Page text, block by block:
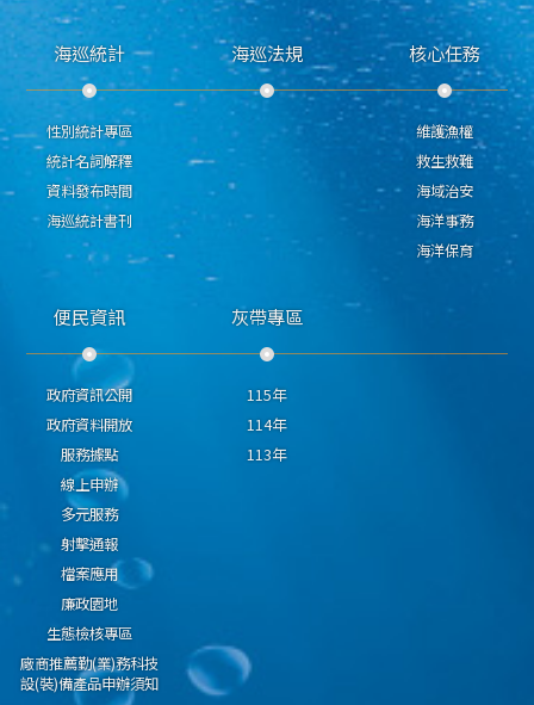
海巡統計
性別統計專區
統計名詞解釋
資料發布時間
海巡統計書刊
海巡法規 核心任務
維護漁權
救生救難
海域治安
海洋事務
海洋保育
便民資訊
政府資訊公開
政府資料開放
服務據點
線上申辦
多元服務
射擊通報
檔案應用
廉政園地
生態檢核專區
廠商推薦勤(業)務科技
設(裝)備產品申辦須知
灰帶專區
115年
114年
113年